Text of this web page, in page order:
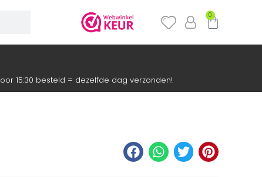
0
15:30 besteld = dezelfde dag verzonden!